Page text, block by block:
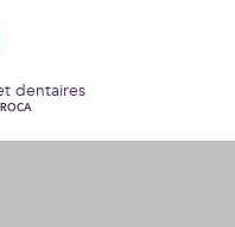
dentaires